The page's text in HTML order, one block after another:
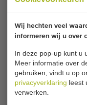
Wij hechten veel
informeren wij u over
In deze pop-up kunt u
Meer informatie over
gebruiken, vindt u op
privacyverklaring leest
verwerken.
Afmetingen
Algemene